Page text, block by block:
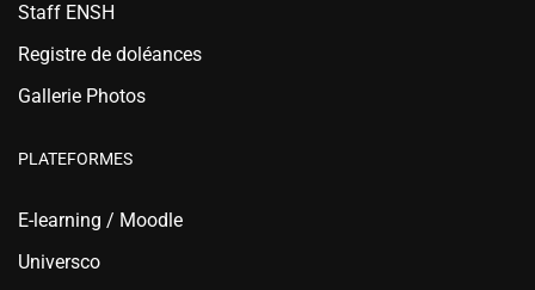
Staff ENSH
Registre de doléances
Gallerie Photos
PLATEFORMES
E-learning / Moodle
Universco